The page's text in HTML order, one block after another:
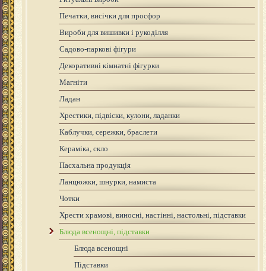
Печатки, висічки для просфор
Вироби для вишивки і рукоділля
Садово-паркові фігури
Декоративні кімнатні фігурки
Магніти
Ладан
Хрестики, підвіски, кулони, ладанки
Каблучки, сережки, браслети
Кераміка, скло
Пасхальна продукція
Ланцюжки, шнурки, намиста
Чотки
Хрести храмові, виносні, настінні, настольні, підставки
Блюда всенощні, підставки
Блюда всенощні
Підставки